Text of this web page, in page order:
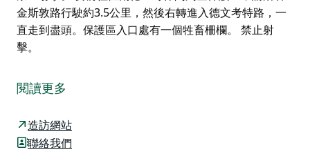
金斯敦路行駛約3.5公里，然後右轉進入德文考特路，一
直走到盡頭。保護區入口處有一個牲畜柵欄。 禁止射
擊。
公里。保護區提供充足的房車和露營車停車位、免費露
營、衛生間設施、野餐桌、燃木燒烤（受防火限制）和新
鮮飲用水。
炎炎夏日，您可以在幽靈尤加利樹下放鬆身心，聆聽各種
閱讀更多
造訪網站
聯絡我們